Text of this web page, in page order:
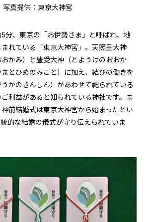
写真提供：東京大神宮
分、東京の「お伊勢さま」と呼ばれ、地
れている「東京大神宮」。天照皇大神
おかみ）と豊受大神（とようけのおおか
とひめのみこと）に加え、結びの働きを
かのさんしん）があわせて祀られている
利益があると知られている神社です。ま
前結婚式は東京大神宮から始まったとい
的な結婚の儀式が守り伝えられていま